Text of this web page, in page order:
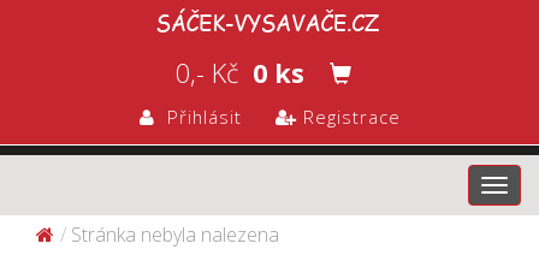
0,- Kč 0 ks
Přihlásit Registrace
Stránka nebyla nalezena